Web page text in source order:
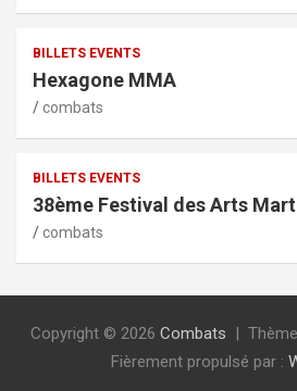
BILLETS EVENTS
Hexagone MMA
combats
BILLETS EVENTS
38ème Festival des Arts
combats
Copyright © 2026 Combats
Fièrement propulsé par :